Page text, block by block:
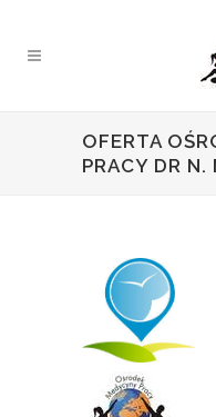
OFERTA
PRACY DR N.